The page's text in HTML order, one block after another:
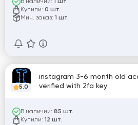
1 шт.
Купили: 0 шт.
Мин. заказ: 1 шт.
5.0
instagram 3-6 month old
verified with 2fa key
В наличии: 85 шт.
Купили: 12 шт.